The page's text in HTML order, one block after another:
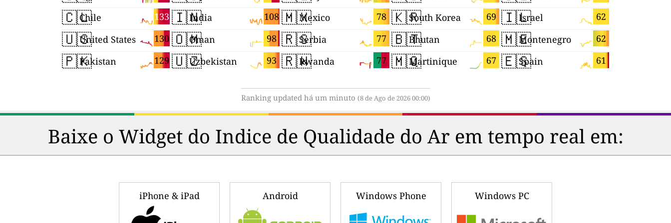
🇨🇱 133
Chile
🇺🇸 130
United States
🇵🇰 129
Pakistan
🇮🇳 108
India
🇴🇲 98
Oman
🇺🇿 93
Uzbekistan
🇲🇽 78
Mexico
🇷🇸 77
Serbia
🇷🇼 77
Rwanda
🇰🇷 69
South Korea
🇧🇹 68
Bhutan
🇲🇶 67
Martinique
🇮🇱 62
Israel
🇲🇪 62
Montenegro
🇪🇸 61
Spain
Ranking updated há um minuto (8 de Ago de 2026 00:00)
Baixe o Widget do Indice de Qualidade do Ar em tempo real em:
iPhone & iPad Android Windows Phone Windows PC